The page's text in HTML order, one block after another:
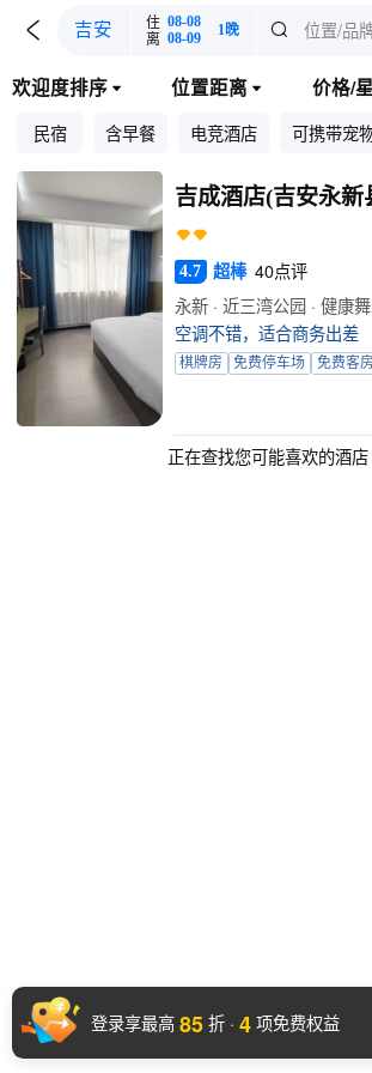
 吉安 住 08-08
离 08-09 1晚  位置/品
欢迎度排序 位置距离  价格/
民宿 含早餐 电竞酒店 可携带宠
吉成酒店(吉安永新
4.7 超棒 40点评
永新 · 近三湾公园 · 健康
空调不错，适合商务出差
棋牌房 免费停车场 免费客
正在查找您可能喜欢的酒店
登录享最高 85 折 · 4 项免费权益